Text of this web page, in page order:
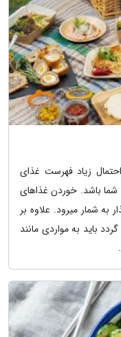
زیاد فهرست غذای
باشد. خوردن غذاهای
شمار میرود. علاوه بر
باید به مواردی مانند